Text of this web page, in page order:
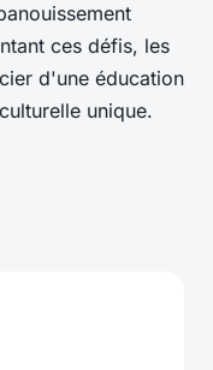
ces défis, les
d'une éducation
unique.